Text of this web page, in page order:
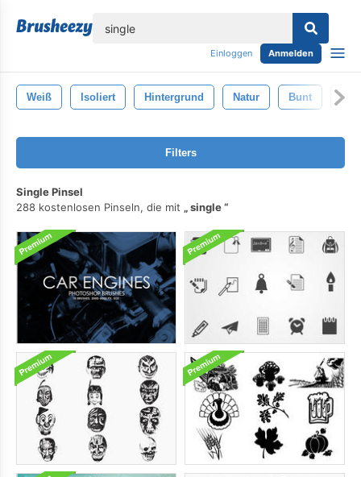
Einloggen Anmelden
Weiß Isoliert Hintergrund Natur Bunt
Filters
Single Pinsel
288 kostenlosen Pinseln, die mit
single